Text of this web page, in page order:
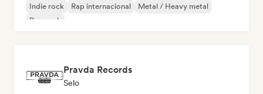
Indie rock
Rap internacional
Metal / Heavy metal
Pop rock
Pravda Records
Selo